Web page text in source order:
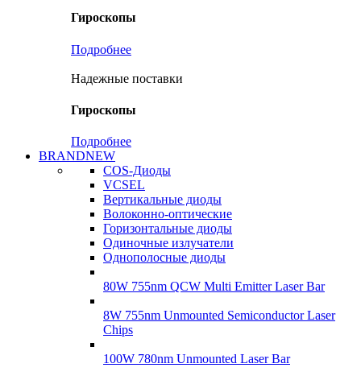
Гироскопы
Подробнее
Надежные поставки
Гироскопы
Подробнее
BRANDNEW
COS-Диоды
VCSEL
Вертикальные диоды
Волоконно-оптические
Горизонтальные диоды
Одиночные излучатели
Однополосные диоды
80W 755nm QCW Multi Emitter Laser Bar
8W 755nm Unmounted Semiconductor Laser
Chips
100W 780nm Unmounted Laser Bar